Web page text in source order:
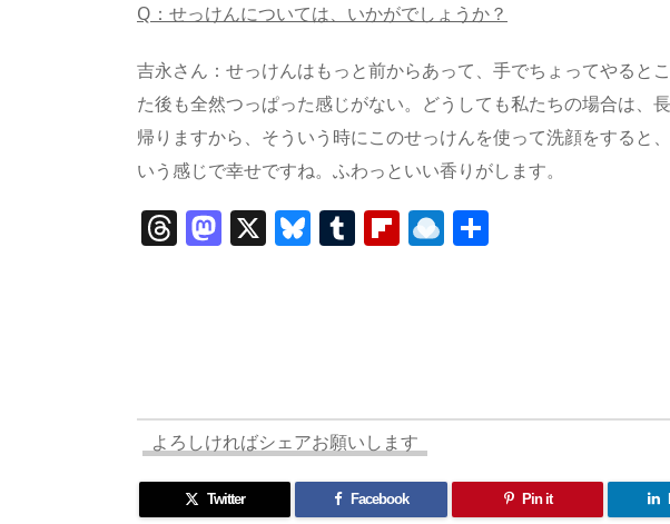
Q：せっけんについては、いかがでしょうか？
吉永さん：せっけんはもっと前からあって、手でちょってやると
た後も全然つっぱった感じがない。どうしても私たちの場合は、
帰りますから、そういう時にこのせっけんを使って洗顔をすると
いう感じで幸せですね。ふわっといい香りがします。
T
s
M
o
n
X Bl T Fl
d
R
p.
よろしければシェアお願いします
Twitter Facebook Pin it